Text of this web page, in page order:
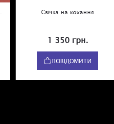
Свічка на кохання
1 350 грн.
ПОВІДОМИТИ